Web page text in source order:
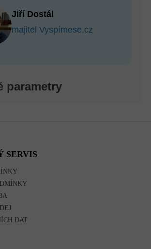
Jiří Dostál
majitel Vyspímese.cz
parametry
SERVIS
DAT